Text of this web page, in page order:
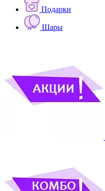
Подарки
Шары